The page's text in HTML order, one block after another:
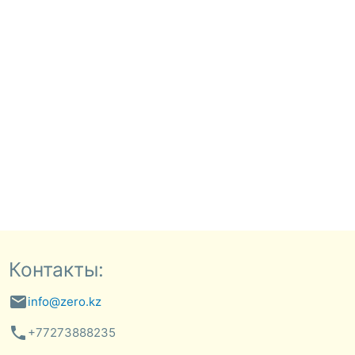
Контакты:
emailinfo@zero.kz
phone +77273888235